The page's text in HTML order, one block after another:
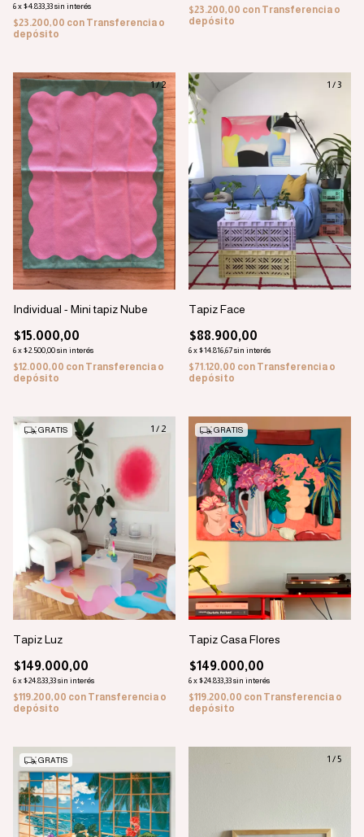
6x$4.833,33sin interés
$23.200,00 con Transferencia o
depósito
$23.200,00 con Transferencia o
depósito
1/2
Individual - Mini tapiz Nube
$15.000,00
6x$2.500,00sin interés
$12.000,00 con Transferencia o
depósito
1 /3
Tapiz Face
$88.900,00
6x$14.816,67sin interés
$71.120,00 con Transferencia o
depósito
1 / 2
GRATIS
Tapiz Luz
$149.000,00
6x$24.833,33sin interés
$119.200,00 con Transferencia o
depósito
GRATIS
Tapiz Casa Flores
$149.000,00
6x$24.833,33sin interés
$119.200,00 con Transferencia o
depósito
GRATIS 1 /5